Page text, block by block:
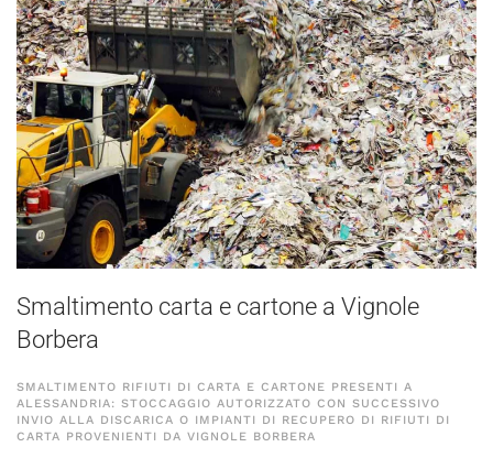
Smaltimento carta e cartone a Vignole
Borbera
SMALTIMENTO RIFIUTI DI CARTA E CARTONE PRESENTI A
ALESSANDRIA: STOCCAGGIO AUTORIZZATO CON SUCCESSIVO
INVIO ALLA DISCARICA O IMPIANTI DI RECUPERO DI RIFIUTI DI
CARTA PROVENIENTI DA VIGNOLE BORBERA